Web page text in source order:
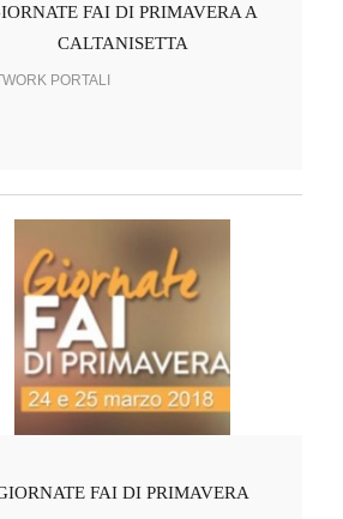
FAI DI PRIMAVERA A
CALTANISETTA
PORTALI
FAI DI PRIMAVERA